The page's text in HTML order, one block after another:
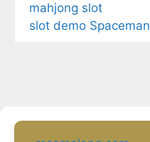
mahjong slot
slot demo Spaceman